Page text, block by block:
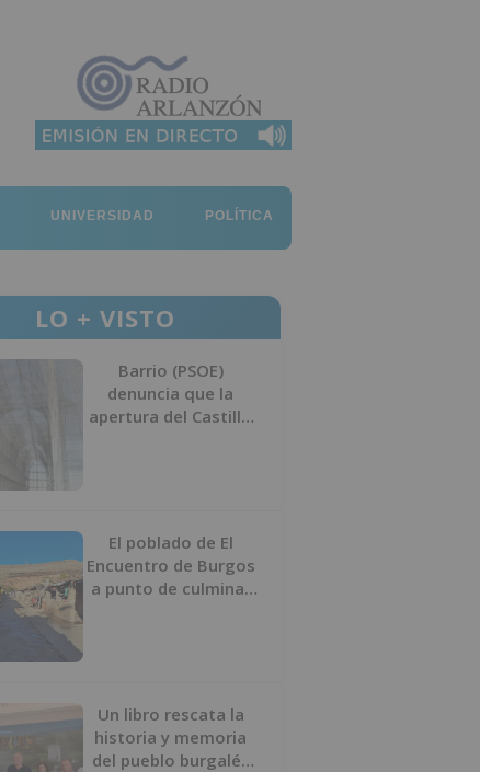
UNIVERSIDAD POLÍTICA
LO + VISTO
Barrio (PSOE)
denuncia que la
apertura del Castillo
El poblado de El
Encuentro de Burgos
a punto de culminar
Un libro rescata la
historia y memoria
del pueblo burgalés